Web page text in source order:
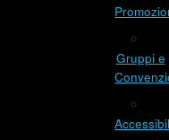
Gruppi e